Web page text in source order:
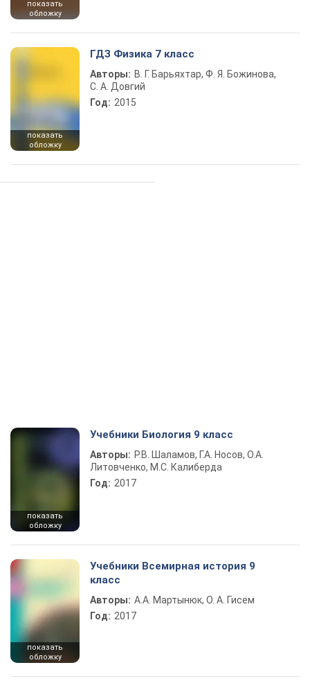
показать
обложку
показать
обложку
ГДЗ Физика 7 класс
Авторы: В. Г. Барьяхтар, Ф. Я. Божинова,
С. А. Довгий
Год: 2015
показать
обложку
Учебники Биология 9 класс
Авторы: Р.В. Шаламов, Г.А. Носов, О.А.
Литовченко, М.С. Калиберда
Год: 2017
показать
обложку
Учебники Всемирная история 9
класс
Авторы: А.А. Мартынюк, О. А. Гисем
Год: 2017